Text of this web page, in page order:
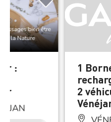
bien être
de la Nature
:
1
2